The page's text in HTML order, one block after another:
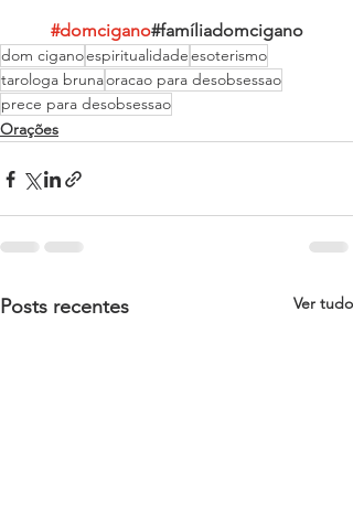
#domcigano#famíliadomcigano
dom ciganoespiritualidadeesoterismo
tarologa brunaoracao para desobsessao
prece para desobsessao
Orações
Posts recentes Ver tudo